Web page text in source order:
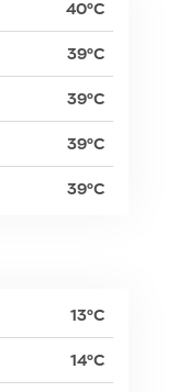
40°C
39°C
39°C
39°C
39°C
13°C
14°C